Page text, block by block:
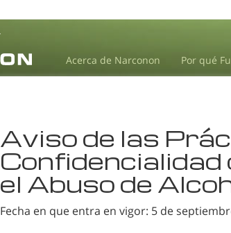
Acerca de Narconon Por qué
Aviso de las
el Abuso de
Fecha en que entra en vigor: 5 de